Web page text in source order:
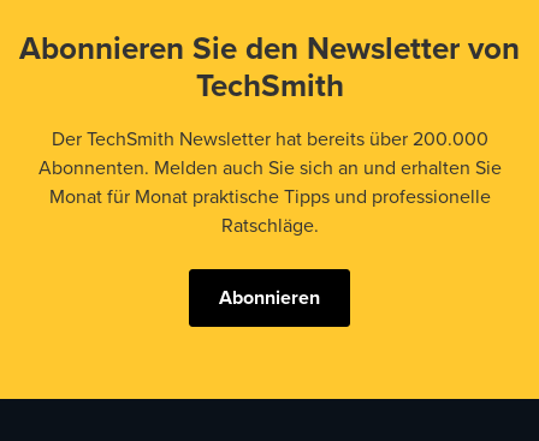
Abonnieren Sie den Newsletter von
TechSmith
Der TechSmith Newsletter hat bereits über 200.000
Abonnenten. Melden auch Sie sich an und erhalten Sie
Monat für Monat praktische Tipps und professionelle
Ratschläge.
Abonnieren